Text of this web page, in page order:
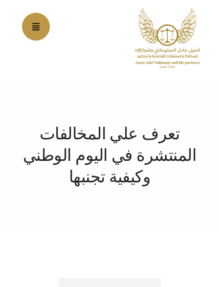
تعرف علي المخالفات
المنتشرة في اليوم الوطني
وكيفية تجنبها